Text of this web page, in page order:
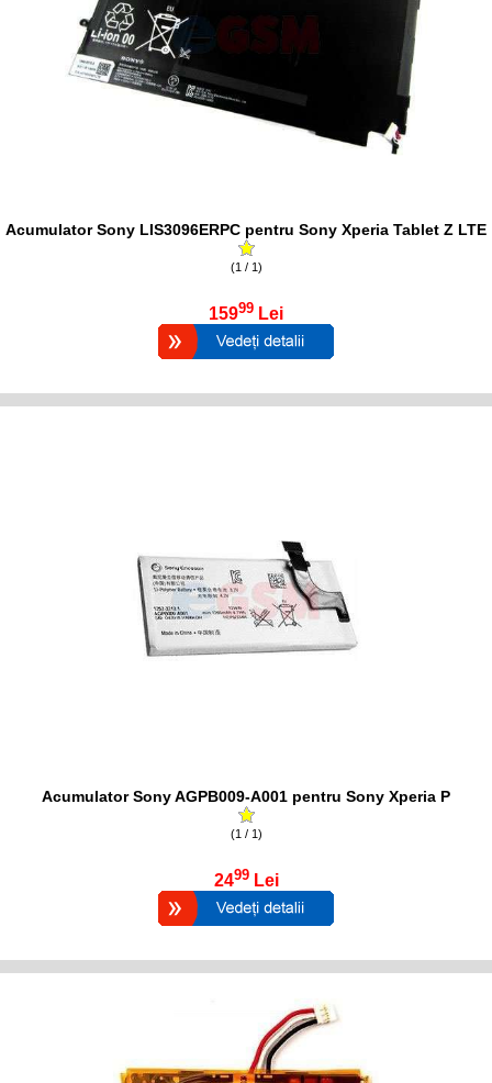
Acumulator Sony LIS3096ERPC pentru Sony Xperia Tablet Z LTE
(1 / 1)
15999 Lei
Acumulator Sony AGPB009-A001 pentru Sony Xperia P
(1 / 1)
2499 Lei